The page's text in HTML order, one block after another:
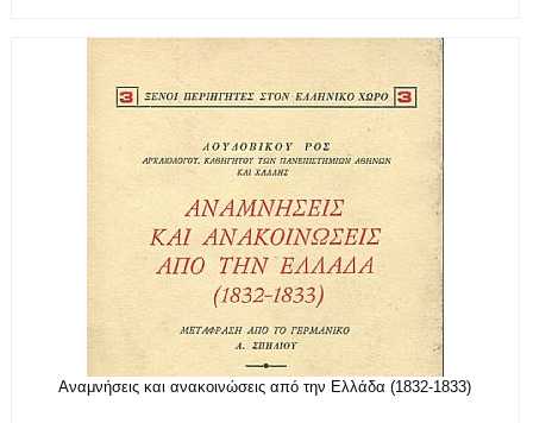
Αναμνήσεις και ανακοινώσεις από την Ελλάδα (1832-1833)